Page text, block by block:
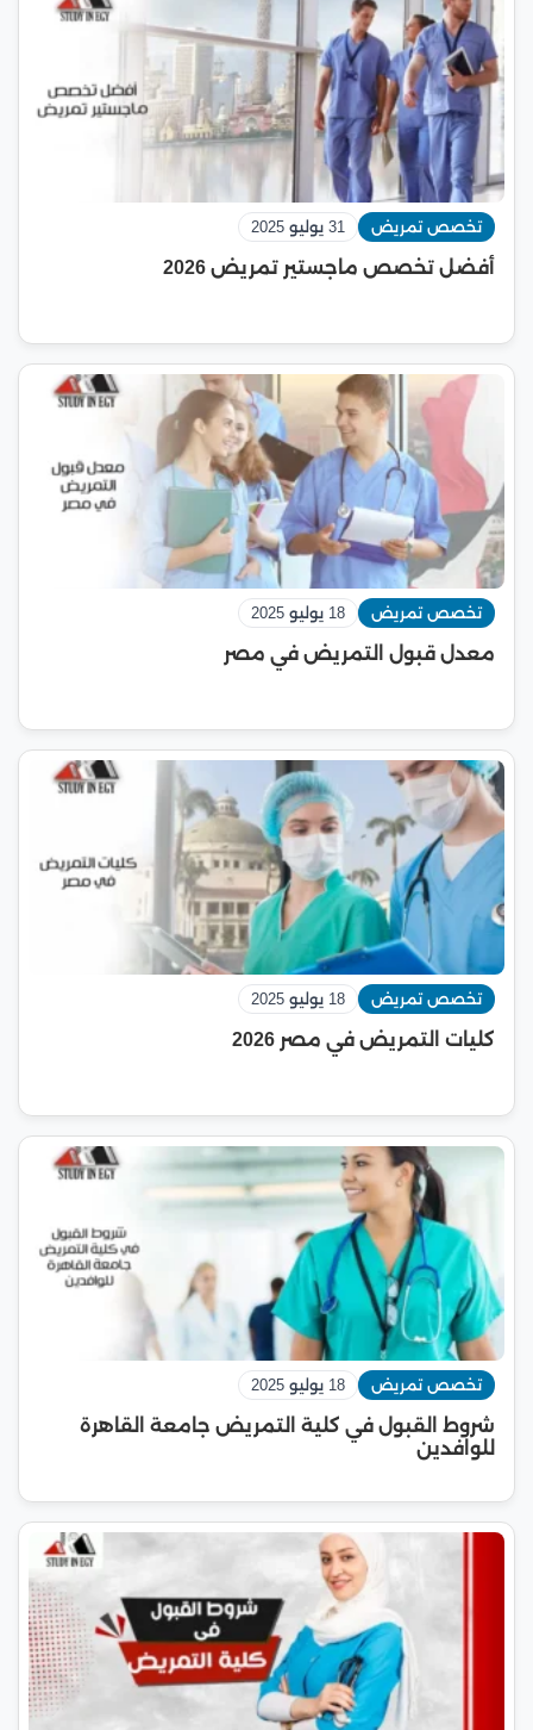
تخصص تمريض 31 يوليو 2025
أفضل تخصص ماجستير تمريض 2026
تخصص تمريض 18 يوليو 2025
معدل قبول التمريض في مصر
تخصص تمريض 18 يوليو 2025
كليات التمريض في مصر 2026
تخصص تمريض 18 يوليو 2025
شروط القبول في كلية التمريض جامعة القاهرة
للوافدين